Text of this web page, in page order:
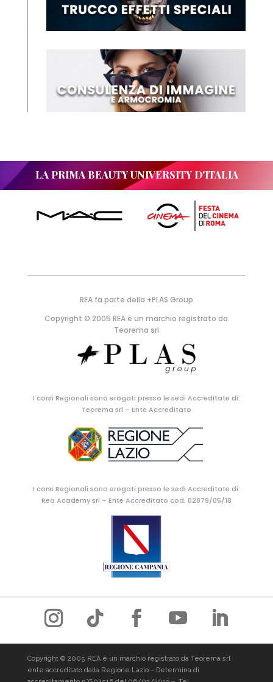
LA PRIMA BEAUTY UNIVERSITY D'ITALIA
REA fa parte della +PLAS Group
Copyright © 2005 REA è un marchio registrato da
Teorema srl
I corsi Regionali sono erogati presso le sedi Accreditate di:
Teorema srl – Ente Accreditato
I corsi Regionali sono erogati presso le sedi Accreditate di:
Rea Academy srl – Ente Accreditato cod. 02879/05/18
Copyright © 2005 REA è un marchio registrato da Teorema srl
ente accreditato dalla Regione Lazio – Determina di